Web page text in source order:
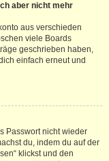
aber nicht mehr
aus verschieden
viele Boards
geschrieben haben,
einfach erneut und
Passwort nicht wieder
du, indem du auf der
klickst und den